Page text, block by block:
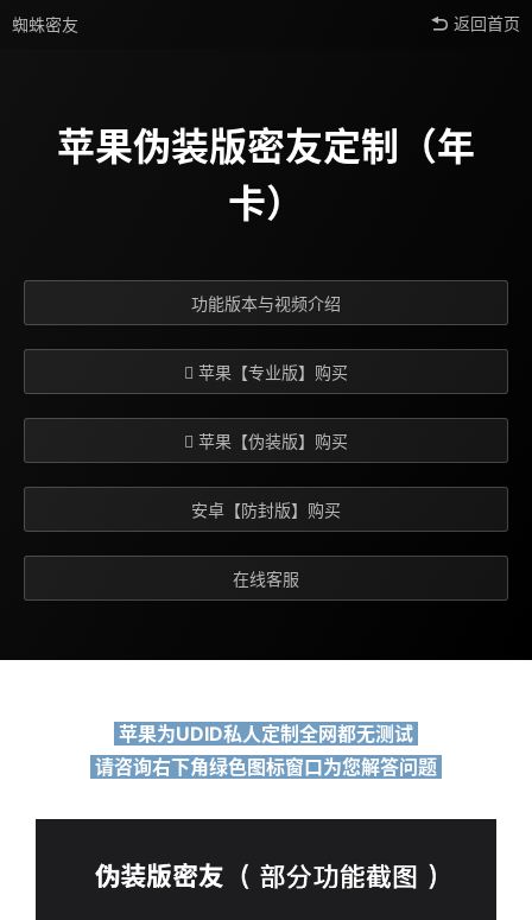
蜘蛛密友 返回首页
苹果伪装版密友定制（年
卡）
功能版本与视频介绍
 苹果【专业版】购买
 苹果【伪装版】购买
安卓【防封版】购买
在线客服
苹果为UDID私人定制全网都无测试
请咨询右下角绿色图标窗口为您解答问题